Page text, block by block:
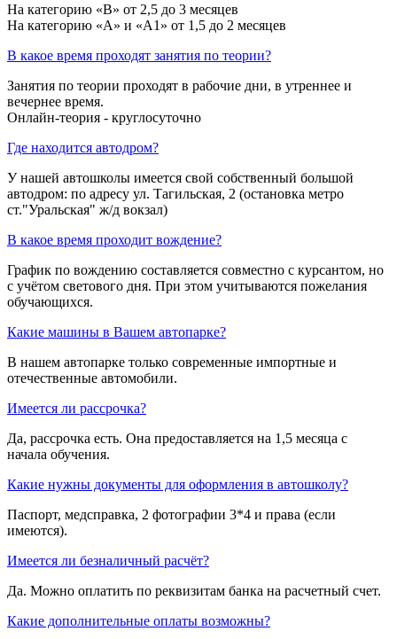
На категорию «B» от 2,5 до 3 месяцев
На категорию «A» и «A1» от 1,5 до 2 месяцев
В какое время проходят занятия по теории?
Занятия по теории проходят в рабочие дни, в утреннее и
вечернее время.
Онлайн-теория - круглосуточно
Где находится автодром?
У нашей автошколы имеется свой собственный большой
автодром: по адресу ул. Тагильская, 2 (остановка метро
ст."Уральская" ж/д вокзал)
В какое время проходит вождение?
График по вождению составляется совместно с курсантом, но
с учётом светового дня. При этом учитываются пожелания
обучающихся.
Какие машины в Вашем автопарке?
В нашем автопарке только современные импортные и
отечественные автомобили.
Имеется ли рассрочка?
Да, рассрочка есть. Она предоставляется на 1,5 месяца с
начала обучения.
Какие нужны документы для оформления в автошколу?
Паспорт, медсправка, 2 фотографии 3*4 и права (если
имеются).
Имеется ли безналичный расчёт?
Да. Можно оплатить по реквизитам банка на расчетный счет.
Какие дополнительные оплаты возможны?